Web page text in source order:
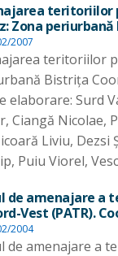
teritoriilor
Zona
2007
teritoriilor
Bistriţa
elaborare: Surd
Ciangă Nicolae,
Liviu, Dezsi
Puiu Viorel,
de amenajare a
Vest (PATR).
2004
de amenajare a